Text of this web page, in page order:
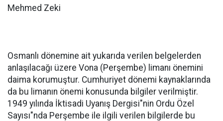
Mehmed Zeki
Osmanlı dönemine ait yukarıda verilen belgelerden
anlaşılacağı üzere Vona (Perşembe) limanı önemini
daima korumuştur. Cumhuriyet dönemi kaynaklarında
da bu limanın önemi konusunda bilgiler verilmiştir.
1949 yılında İktisadi Uyanış Dergisi"nin Ordu Özel
Sayısı"nda Perşembe ile ilgili verilen bilgilerde bu